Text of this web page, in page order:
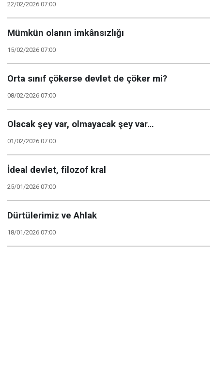
22/02/2026 07:00
Mümkün olanın imkânsızlığı
15/02/2026 07:00
Orta sınıf çökerse devlet de çöker mi?
08/02/2026 07:00
Olacak şey var, olmayacak şey var…
01/02/2026 07:00
İdeal devlet, filozof kral
25/01/2026 07:00
Dürtülerimiz ve Ahlak
18/01/2026 07:00